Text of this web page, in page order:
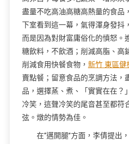
盡量不吃高油高糖高熱量的食品
下室看到這一幕，氣得渾身發抖
而是因為對財富庸俗化的憤怒。
糖飲料，不飲酒；削減高脂、高
削減食用快餐食物， 新竹 東區健
賣點餐；留意食品的烹調方法，
品，選擇蒸、煮、「實實在在？
冷笑，這聲冷笑的尾音甚至都符
弦。燉的情勢為佳。
在“邁開腿”方面，李倩提出